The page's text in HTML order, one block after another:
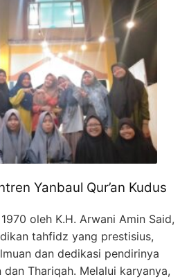
Yanbaul Qur’an Kudus
oleh K.H. Arwani Amin Said,
tahfidz yang prestisius,
dan dedikasi pendirinya
dan Thariqah. Melalui karyanya,